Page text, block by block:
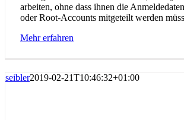
arbeiten, ohne dass ihnen die
oder Root-Accounts mitgeteilt werden
Mehr erfahren
seibler2019-02-21T10:46:32+01:00